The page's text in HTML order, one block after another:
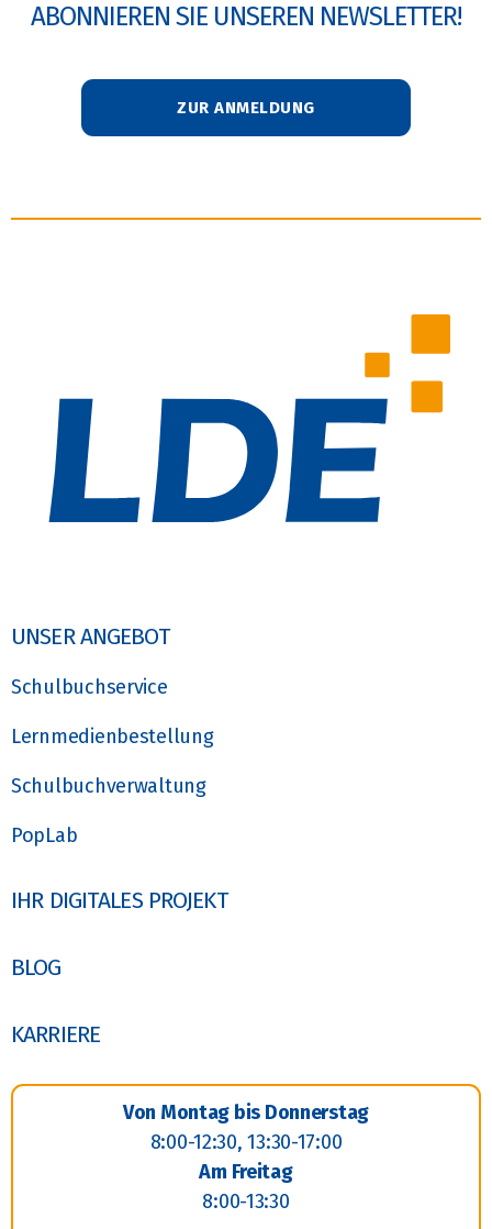
ABONNIEREN SIE UNSEREN NEWSLETTER!
ZUR ANMELDUNG
UNSER ANGEBOT
Schulbuchservice
Lernmedienbestellung
Schulbuchverwaltung
PopLab
IHR DIGITALES PROJEKT
BLOG
KARRIERE
Von Montag bis Donnerstag
8:00-12:30, 13:30-17:00
Am Freitag
8:00-13:30